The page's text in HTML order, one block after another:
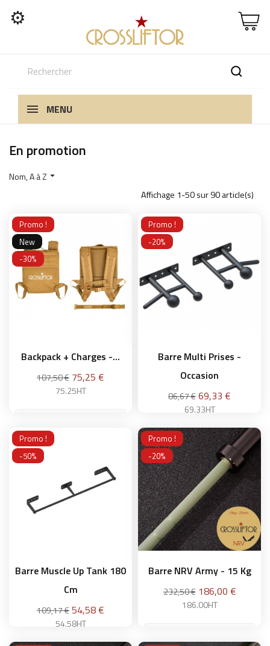
⚙
MENU
En promotion
Nom, A à Z 
Affichage 1-50 sur 90 article(s)
Backpack + Charges -...
107,50 € Prix
75,25 €
75.25HT
Ajouter au panier
Promo !
New
-30%
Barre Multi Prises -
Occasion
86,67 €Prix
69,33 €
69.33HT
Ajouter au panier
Promo !
-20%
Barre Muscle Up Tank 180
Cm
109,17 €Prix
54,58 €
54.58HT
Promo !
-50%
Barre NRV Army - 15 Kg
232,50 € Prix
186,00 €
186.00HT
Promo !
-20%